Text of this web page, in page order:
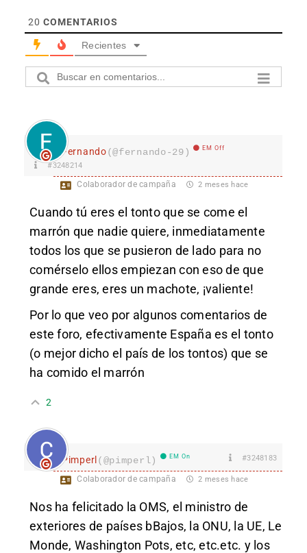
20 COMENTARIOS
Recientes
Fernando(@fernando-29) EM Off
#3248214
Colaborador de campaña 2 meses hace
Cuando tú eres el tonto que se come el
marrón que nadie quiere, inmediatamente
todos los que se pusieron de lado para no
comérselo ellos empiezan con eso de que
grande eres, eres un machote, ¡valiente!
Por lo que veo por algunos comentarios de
este foro, efectivamente España es el tonto
(o mejor dicho el país de los tontos) que se
ha comido el marrón
2
Pimperl(@pimperl) EM On #3248183
Colaborador de campaña 2 meses hace
Nos ha felicitado la OMS, el ministro de
exteriores de países bBajos, la ONU, la UE, Le
Monde, Washington Pots, etc, etc.etc. y los